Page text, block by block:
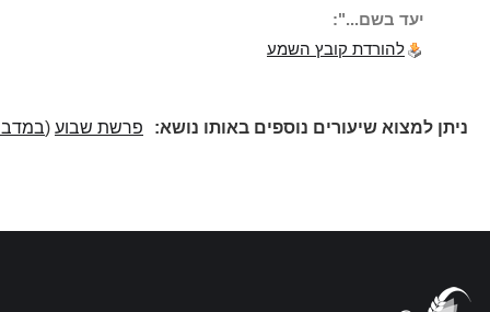
יעד בשם...":
להורדת קובץ השמע
ניתן למצוא שיעורים נוספים באותו נושא: פרשת שבוע(במדבר)